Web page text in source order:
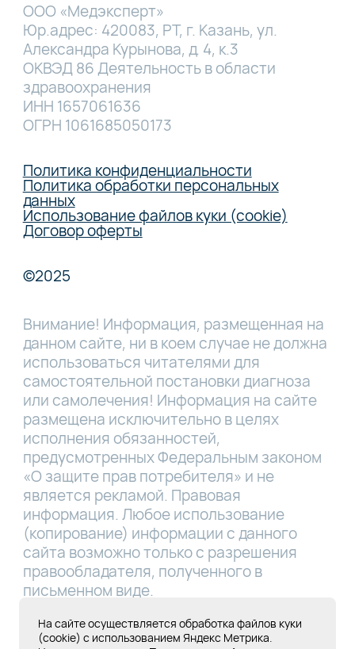
ООО «Медэксперт»
Юр.адрес: 420083, РТ, г. Казань, ул.
Александра Курынова, д. 4, к.3
ОКВЭД 86 Деятельность в области
здравоохранения
ИНН 1657061636
ОГРН 1061685050173
Политика конфиденциальности
Политика обработки персональных
данных
Использование файлов куки (cookie)
Договор оферты
©2025
Внимание! Информация, размещенная на
данном сайте, ни в коем случае не должна
использоваться читателями для
самостоятельной постановки диагноза
или самолечения! Информация на сайте
размещена исключительно в целях
исполнения обязанностей,
предусмотренных Федеральным законом
«О защите прав потребителя» и не
является рекламой. Правовая
информация. Любое использование
(копирование) информации с данного
сайта возможно только с разрешения
правообладателя, полученного в
письменном виде.
Лицензия Л041-01181-16/00331767 от
28.05.2019
На сайте осуществляется обработка файлов куки
(cookie) с использованием Яндекс Метрика.